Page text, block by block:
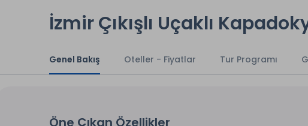
İzmir Çıkışlı Uçaklı
Genel Bakış Oteller - Fiyatlar Tur Programı
Öne Çıkan Özellikler